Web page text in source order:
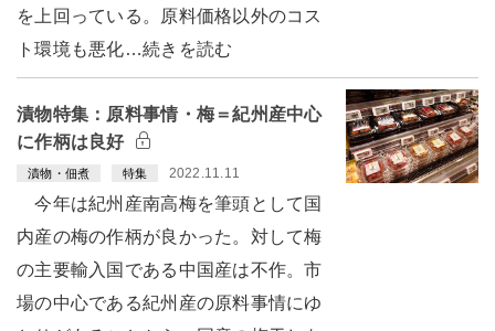
を上回っている。原料価格以外のコス
ト環境も悪化…続きを読む
漬物特集：原料事情・梅＝紀州産中心
に作柄は良好
漬物・佃煮 特集 2022.11.11
今年は紀州産南高梅を筆頭として国
内産の梅の作柄が良かった。対して梅
の主要輸入国である中国産は不作。市
場の中心である紀州産の原料事情にゆ